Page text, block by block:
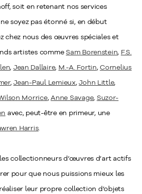
soit en retenant nos services
soyez pas étonné si, en début
chez nous des œuvres spéciales et
artistes commeSam Borenstein, F.S.
, Jean Dallaire, M.-A. Fortin,Cornelius
,Jean-Paul Lemieux,John Little,
Morrice,Anne Savage, Suzor-
avec, peut-être en primeur, une
Harris.
collectionneurs d’œuvres d’art actifs
pour que nous puissions mieux les
leur propre collection d’objets